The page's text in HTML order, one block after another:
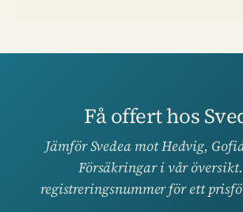
Få offert hos
Jämför Svedea mot Hedvig,
Försäkringar i vår
registreringsnummer för ett